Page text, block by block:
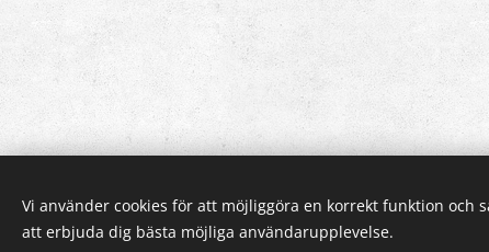
Vi använder cookies för att möjliggöra en korrekt funktion och
att erbjuda dig bästa möjliga användarupplevelse.